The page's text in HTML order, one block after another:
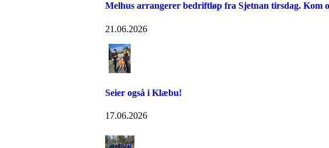
Melhus arrangerer bedriftløp fra Sjetnan tirsdag. Kom
21.06.2026
Seier også i Klæbu!
17.06.2026